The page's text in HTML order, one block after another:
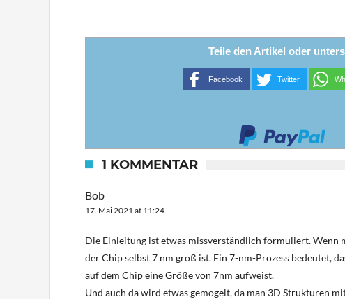
Teile den Artikel oder
Facebook Twitter
1 KOMMENTAR
Bob
17. Mai 2021 at 11:24
Die Einleitung ist etwas missverständlich formuliert. Wenn
der Chip selbst 7 nm groß ist. Ein 7-nm-Prozess bedeutet,
auf dem Chip eine Größe von 7nm aufweist.
Und auch da wird etwas gemogelt, da man 3D Strukturen